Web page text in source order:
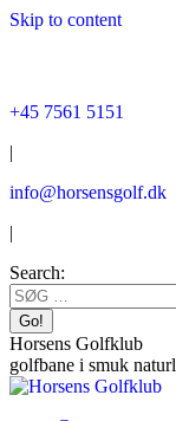
Skip to content
+45 7561 5151
|
info@horsensgolf.dk
|
Search:
Horsens Golfklub
golfbane i smuk